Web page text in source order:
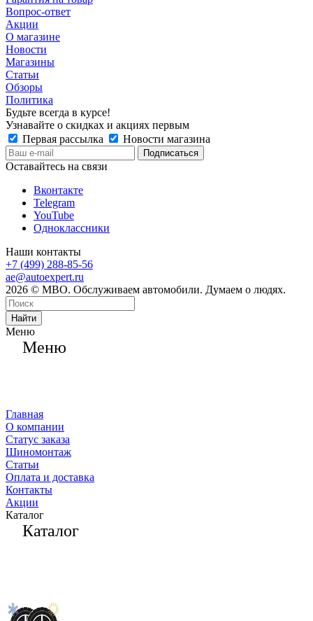
Вопрос-ответ
Акции
О магазине
Новости
Магазины
Статьи
Обзоры
Политика
Будьте всегда в курсе!
Узнавайте о скидках и акциях первым
Первая рассылка
Новости магазина
Оставайтесь на связи
Вконтакте
Telegram
YouTube
Одноклассники
Наши контакты
+7 (499) 288-85-56
ae@autoexpert.ru
2026 © МВО. Обслуживаем автомобили. Думаем о людях.
Найти
Меню
Меню
Главная
О компании
Статус заказа
Шиномонтаж
Статьи
Оплата и доставка
Контакты
Акции
Каталог
Каталог